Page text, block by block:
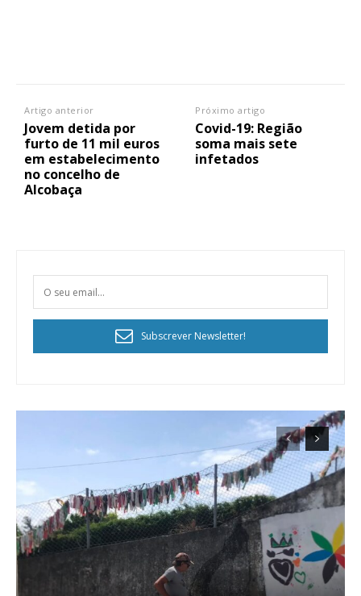
Artigo anterior
Jovem detida por
furto de 11 mil euros
em estabelecimento
no concelho de
Alcobaça
Próximo artigo
Covid-19: Região
soma mais sete
infetados
Subscrever Newsletter!